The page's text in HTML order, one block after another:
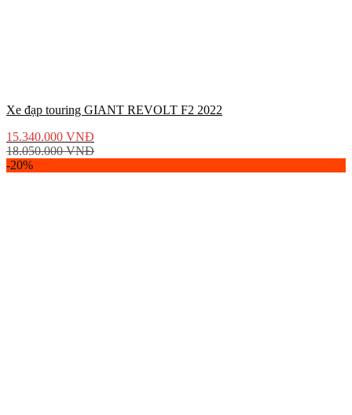
Xe đạp touring GIANT REVOLT F2 2022
15.340.000 VNĐ
18.050.000VNĐ
-20%